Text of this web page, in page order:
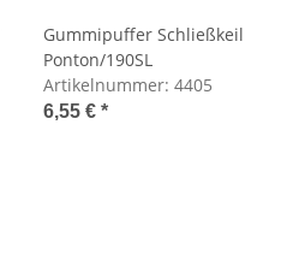
Gummipuffer Schließkeil
Ponton/190SL
Artikelnummer: 4405
6,55 € *